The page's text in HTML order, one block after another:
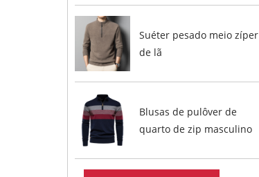
Suéter pesado meio zíper
de lã
Blusas de pulôver de
quarto de zip masculino